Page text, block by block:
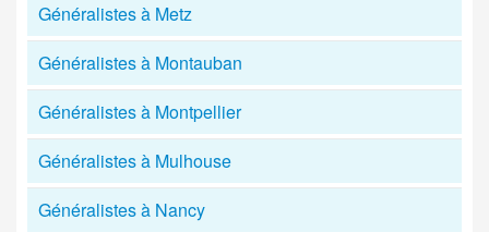
Généralistes à Metz
Généralistes à Montauban
Généralistes à Montpellier
Généralistes à Mulhouse
Généralistes à Nancy